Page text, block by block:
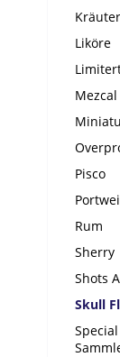
Kräuter
Liköre
Mezcal
Pisco
Rum
Sherry
Shots
Skull